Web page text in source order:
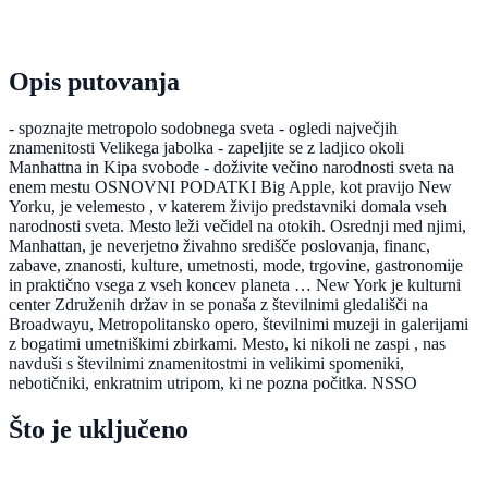
Opis putovanja
- spoznajte metropolo sodobnega sveta - ogledi največjih
znamenitosti Velikega jabolka - zapeljite se z ladjico okoli
Manhattna in Kipa svobode - doživite večino narodnosti sveta na
enem mestu OSNOVNI PODATKI Big Apple, kot pravijo New
Yorku, je velemesto , v katerem živijo predstavniki domala vseh
narodnosti sveta. Mesto leži večidel na otokih. Osrednji med njimi,
Manhattan, je neverjetno živahno središče poslovanja, financ,
zabave, znanosti, kulture, umetnosti, mode, trgovine, gastronomije
in praktično vsega z vseh koncev planeta … New York je kulturni
center Združenih držav in se ponaša z številnimi gledališči na
Broadwayu, Metropolitansko opero, številnimi muzeji in galerijami
z bogatimi umetniškimi zbirkami. Mesto, ki nikoli ne zaspi , nas
navduši s številnimi znamenitostmi in velikimi spomeniki,
nebotičniki, enkratnim utripom, ki ne pozna počitka. NSSO
Što je uključeno